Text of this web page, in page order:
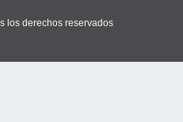
los derechos reservados